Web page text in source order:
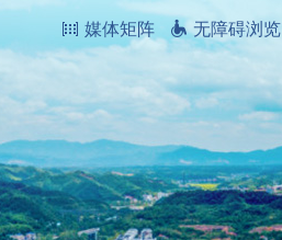
媒体矩阵 无障碍浏览